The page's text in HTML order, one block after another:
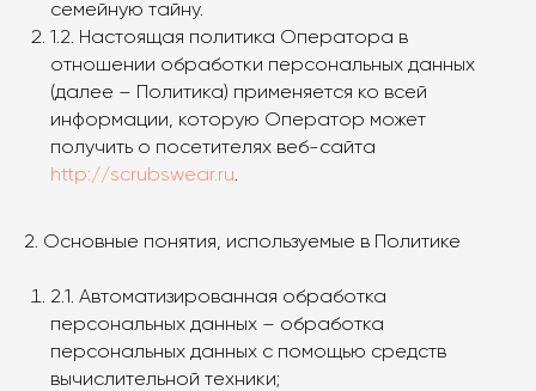
семейную тайну.
1.2. Настоящая политика Оператора в
отношении обработки персональных данных
(далее – Политика) применяется ко всей
информации, которую Оператор может
получить о посетителях веб-сайта
http://scrubswear.ru.
2. Основные понятия, используемые в Политике
2.1. Автоматизированная обработка
персональных данных – обработка
персональных данных с помощью средств
вычислительной техники;